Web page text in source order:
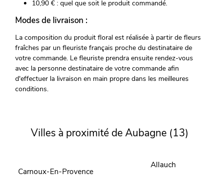
10,90 € : quel que soit le produit commandé.
Modes de livraison :
La composition du produit floral est réalisée à partir de fleurs
fraîches par un fleuriste français proche du destinataire de
votre commande. Le fleuriste prendra ensuite rendez-vous
avec la personne destinataire de votre commande afin
d'effectuer la livraison en main propre dans les meilleures
conditions.
Villes à proximité de Aubagne (13)
Carnoux-En-Provence
Allauch